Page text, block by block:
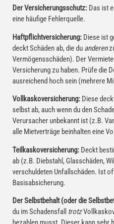
Der Versicherungsschutz: Das ist
eine häufige Fehlerquelle.
Haftpflichtversicherung: Diese ist
deckt Schäden ab, die du anderen
Vermögensschäden). Der
Versicherung zu haben. Prüfe die
ausreichend hoch sein (mehrere
Vollkaskoversicherung: Diese
selbst ab, auch wenn du den
Verursacher unbekannt ist (z.B.
alle Mietverträge beinhalten eine
Teilkaskoversicherung: Deckt
ab (z.B. Diebstahl, Glasschäden,
verschuldeten Unfallschäden. Ist
Basisabsicherung.
Der Selbstbehalt (oder die
du im Schadensfall trotz